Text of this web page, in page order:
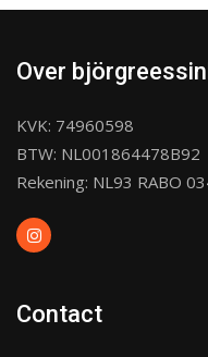
Over
KVK: 74960598
BTW: NL001864478B92
Rekening: NL93 RABO
Contact